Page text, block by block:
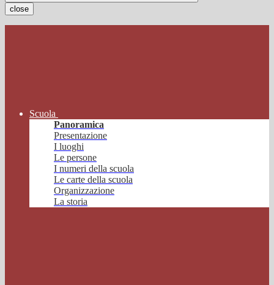
close
Scuola
Panoramica
Presentazione
I luoghi
Le persone
I numeri della scuola
Le carte della scuola
Organizzazione
La storia